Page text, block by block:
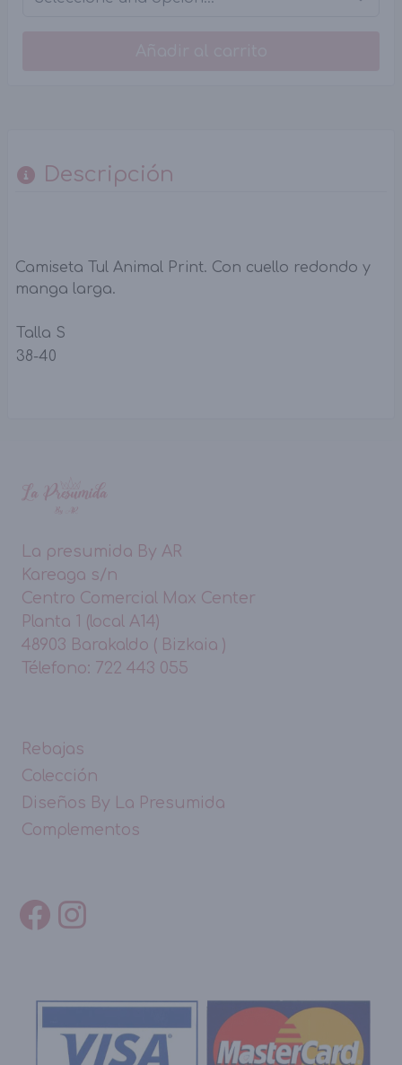
Descripción
Camiseta Tul Animal Print. Con cuello redondo y
manga larga.
Talla S
38-40
La presumida By AR
Kareaga s/n
Centro Comercial Max Center
Planta 1 (local A14)
48903 Barakaldo ( Bizkaia )
Télefono: 722 443 055
Rebajas
Colección
Diseños By La Presumida
Complementos